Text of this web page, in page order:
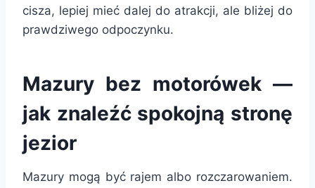
cisza, lepiej mieć dalej do atrakcji, ale bliżej do
prawdziwego odpoczynku.
Mazury bez motorówek —
jak znaleźć spokojną stronę
jezior
Mazury mogą być rajem albo rozczarowaniem.